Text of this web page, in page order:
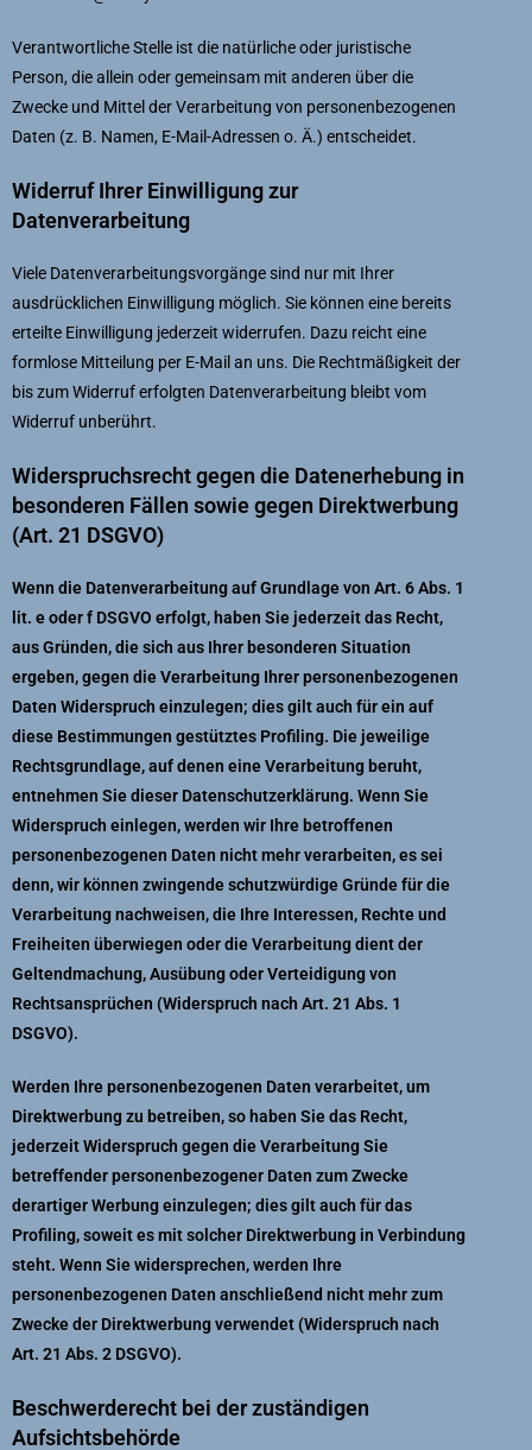
Verantwortliche Stelle ist die natürliche oder juristische
Person, die allein oder gemeinsam mit anderen über die
Zwecke und Mittel der Verarbeitung von personenbezogenen
Daten (z. B. Namen, E-Mail-Adressen o. Ä.) entscheidet.
Widerruf Ihrer Einwilligung zur
Datenverarbeitung
Viele Datenverarbeitungsvorgänge sind nur mit Ihrer
ausdrücklichen Einwilligung möglich. Sie können eine bereits
erteilte Einwilligung jederzeit widerrufen. Dazu reicht eine
formlose Mitteilung per E-Mail an uns. Die Rechtmäßigkeit der
bis zum Widerruf erfolgten Datenverarbeitung bleibt vom
Widerruf unberührt.
Widerspruchsrecht gegen die Datenerhebung in
besonderen Fällen sowie gegen Direktwerbung
(Art. 21 DSGVO)
Wenn die Datenverarbeitung auf Grundlage von Art. 6 Abs. 1
lit. e oder f DSGVO erfolgt, haben Sie jederzeit das Recht,
aus Gründen, die sich aus Ihrer besonderen Situation
ergeben, gegen die Verarbeitung Ihrer personenbezogenen
Daten Widerspruch einzulegen; dies gilt auch für ein auf
diese Bestimmungen gestütztes Profiling. Die jeweilige
Rechtsgrundlage, auf denen eine Verarbeitung beruht,
entnehmen Sie dieser Datenschutzerklärung. Wenn Sie
Widerspruch einlegen, werden wir Ihre betroffenen
personenbezogenen Daten nicht mehr verarbeiten, es sei
denn, wir können zwingende schutzwürdige Gründe für die
Verarbeitung nachweisen, die Ihre Interessen, Rechte und
Freiheiten überwiegen oder die Verarbeitung dient der
Geltendmachung, Ausübung oder Verteidigung von
Rechtsansprüchen (Widerspruch nach Art. 21 Abs. 1
DSGVO).
Werden Ihre personenbezogenen Daten verarbeitet, um
Direktwerbung zu betreiben, so haben Sie das Recht,
jederzeit Widerspruch gegen die Verarbeitung Sie
betreffender personenbezogener Daten zum Zwecke
derartiger Werbung einzulegen; dies gilt auch für das
Profiling, soweit es mit solcher Direktwerbung in Verbindung
steht. Wenn Sie widersprechen, werden Ihre
personenbezogenen Daten anschließend nicht mehr zum
Zwecke der Direktwerbung verwendet (Widerspruch nach
Art. 21 Abs. 2 DSGVO).
Beschwerderecht bei der zuständigen
Aufsichtsbehörde